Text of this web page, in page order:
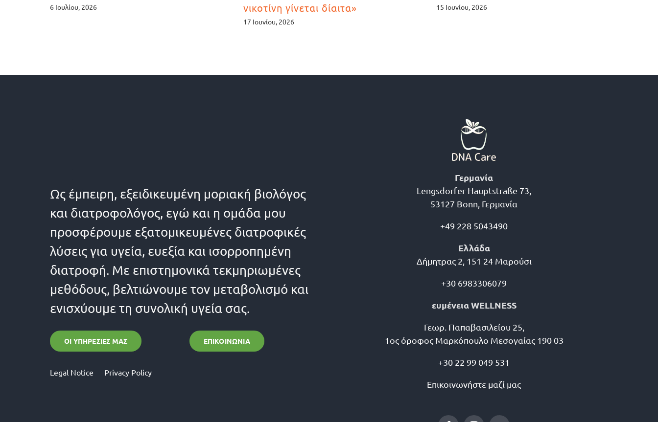
6 Ιουλίου, 2026
νικοτίνη γίνεται δίαιτα»
17 Ιουνίου, 2026
15 Ιουνίου, 2026
Ως έμπειρη, εξειδικευμένη μοριακή βιολόγος
και διατροφολόγος, εγώ και η ομάδα μου
προσφέρουμε εξατομικευμένες διατροφικές
λύσεις για υγεία, ευεξία και ισορροπημένη
διατροφή. Με επιστημονικά τεκμηριωμένες
μεθόδους, βελτιώνουμε τον μεταβολισμό και
ενισχύουμε τη συνολική υγεία σας.
ΟΙ ΥΠΗΡΕΣΊΕΣ ΜΑΣ ΕΠΙΚΟΙΝΩΝΊΑ
Legal Notice Privacy Policy
Γερμανία
Lengsdorfer Hauptstraße 73,
53127 Bonn, Γερμανία
+49 228 5043490
Ελλάδα
Δήμητρας 2, 151 24 Μαρούσι
+30 6983306079
ευμένεια WELLNESS
Γεωρ. Παπαβασιλείου 25,
1ος όροφος Μαρκόπουλο Μεσογαίας 190 03
+30 22 99 049 531
Επικοινωνήστε μαζί μας